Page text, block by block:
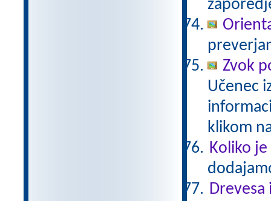
Zvok
Učenec
klikom
Koliko